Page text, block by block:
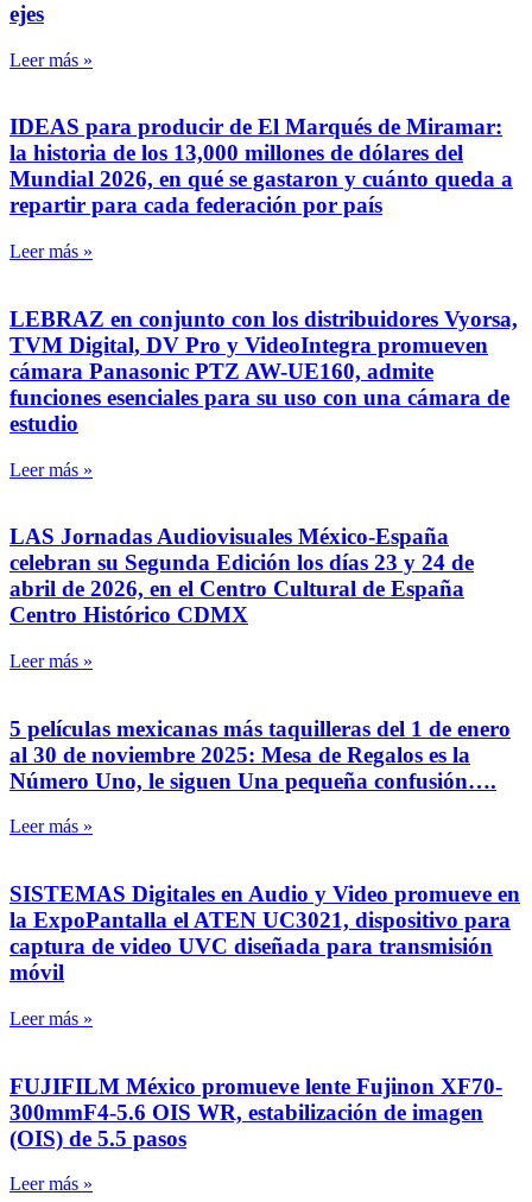
ejes
Leer más »
IDEAS para producir de El Marqués de Miramar:
la historia de los 13,000 millones de dólares del
Mundial 2026, en qué se gastaron y cuánto queda a
repartir para cada federación por país
Leer más »
LEBRAZ en conjunto con los distribuidores Vyorsa,
TVM Digital, DV Pro y VideoIntegra promueven
cámara Panasonic PTZ AW-UE160, admite
funciones esenciales para su uso con una cámara de
estudio
Leer más »
LAS Jornadas Audiovisuales México-España
celebran su Segunda Edición los días 23 y 24 de
abril de 2026, en el Centro Cultural de España
Centro Histórico CDMX
Leer más »
5 películas mexicanas más taquilleras del 1 de enero
al 30 de noviembre 2025: Mesa de Regalos es la
Número Uno, le siguen Una pequeña confusión….
Leer más »
SISTEMAS Digitales en Audio y Video promueve en
la ExpoPantalla el ATEN UC3021, dispositivo para
captura de video UVC diseñada para transmisión
móvil
Leer más »
FUJIFILM México promueve lente Fujinon XF70-
300mmF4-5.6 OIS WR, estabilización de imagen
(OIS) de 5.5 pasos
Leer más »